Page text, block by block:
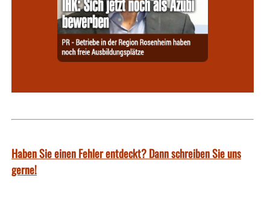
Haben Sie einen Fehler entdeckt? Dann schreiben Sie uns
gerne!